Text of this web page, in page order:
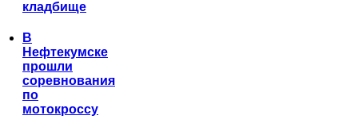
кладбище
В
Нефтекумске
прошли
соревнования
по
мотокроссу